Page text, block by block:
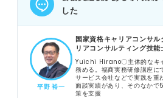
した
平野 裕一
国家資格キャリアコンサ
リアコンサルティング技能
Yuichi Hirano〇主体的なキ
務める。福商実務研修講座に
サービス会社などで実践を重
面談実績があり、そのなか
策を支援